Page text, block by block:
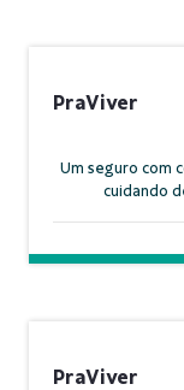
PraViver
Um seguro com
cuidando
PraViver